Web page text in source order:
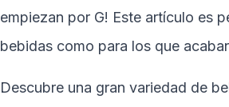
empiezan por G! Este artículo es
bebidas como para los que
Descubre una gran variedad de